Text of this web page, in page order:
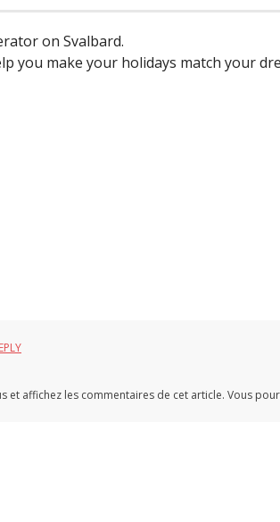
on Svalbard.
you make your holidays match your
et affichez les commentaires de cet article. Vous